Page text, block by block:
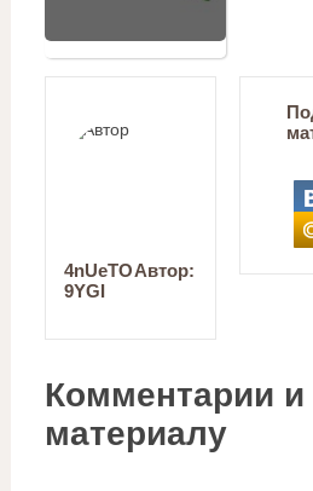
Автор:
4nUeTO
9YGI
Комментарии
материалу